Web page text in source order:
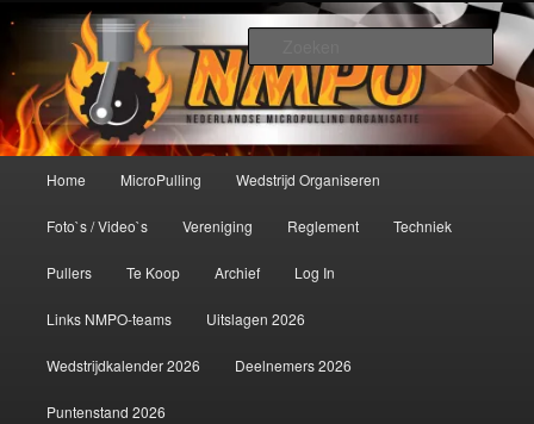
primaire
inhoudNederlandse MicroPulling
Organisatie
De meest krachtige modelbouwsport ter wereld!
Home MicroPulling Wedstrijd Organiseren
Foto`s / Video`s Vereniging Reglement Techniek
Pullers Te Koop Archief Log In
Links NMPO-teams Uitslagen 2026
Wedstrijdkalender 2026 Deelnemers 2026
Puntenstand 2026